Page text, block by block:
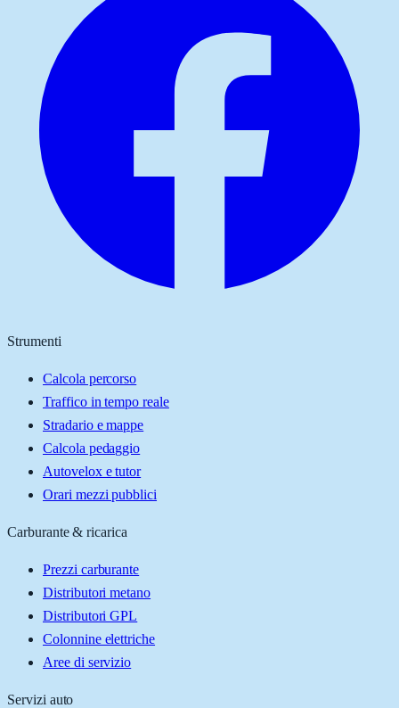
Strumenti
Calcola percorso
Traffico in tempo reale
Stradario e mappe
Calcola pedaggio
Autovelox e tutor
Orari mezzi pubblici
Carburante & ricarica
Prezzi carburante
Distributori metano
Distributori GPL
Colonnine elettriche
Aree di servizio
Servizi auto